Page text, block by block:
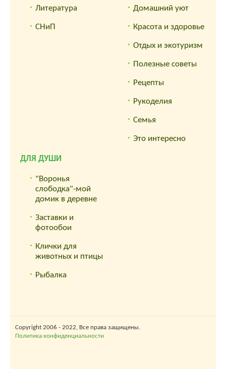
Литература
СНиП
Домашний уют
Красота и здоровье
Отдых и экотуризм
Полезные советы
Рецепты
Рукоделия
Семья
Это интересно
ДЛЯ ДУШИ
"Воронья
слободка"-мой
домик в деревне
Заставки и
фотообои
Клички для
животных и птицы
Рыбалка
Copyright 2006 - 2022, Все права защищены.
Политика конфиденциальности